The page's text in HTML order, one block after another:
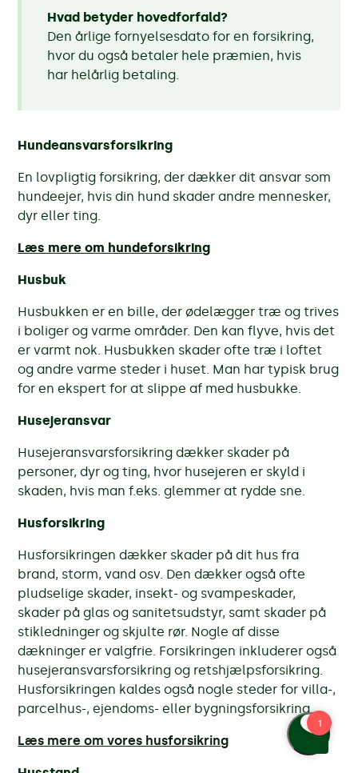
Hvad betyder hovedforfald?
Den årlige fornyelsesdato for en forsikring,
hvor du også betaler hele præmien, hvis
har helårlig betaling.
Hundeansvarsforsikring
En lovpligtig forsikring, der dækker dit ansvar som
hundeejer, hvis din hund skader andre mennesker,
dyr eller ting.
Læs mere om hundeforsikring
Husbuk
Husbukken er en bille, der ødelægger træ og trives
i boliger og varme områder. Den kan flyve, hvis det
er varmt nok. Husbukken skader ofte træ i loftet
og andre varme steder i huset. Man har typisk brug
for en ekspert for at slippe af med husbukke.
Husejeransvar
Husejeransvarsforsikring dækker skader på
personer, dyr og ting, hvor husejeren er skyld i
skaden, hvis manf.eks. glemmer at rydde sne.
Husforsikring
Husforsikringen dækker skader på dit hus fra
brand, storm, vand osv. Den dækker også ofte
pludselige skader, insekt- og svampeskader,
skader på glas og sanitetsudstyr, samt skader på
stikledninger og skjulte rør. Nogle af disse
dækninger er valgfrie. Forsikringen inkluderer også
husejeransvarsforsikring og retshjælpsforsikring.
Husforsikringen kaldes også nogle steder for villa-,
parcelhus-, ejendoms- eller bygningsforsikring.
Læs mere om vores husforsikring